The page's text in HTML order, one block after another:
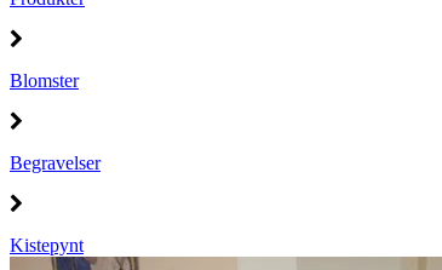
Blomster
Begravelser
Kistepynt